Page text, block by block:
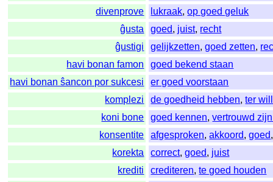
divenprove
lukraak,op goed geluk
ĝusta
goed, juist, recht
ĝustigi
gelijkzetten,goed zetten,
havi bonan famon
goed bekend staan
havi bonan ŝancon por sukcesi
er goed voorstaan
komplezi
de goedheid hebben,ter
koni bone
goed kennen,vertrouwd
konsentite
afgesproken,akkoord,goed
korekta
correct,goed, juist
krediti
crediteren,te goed houden